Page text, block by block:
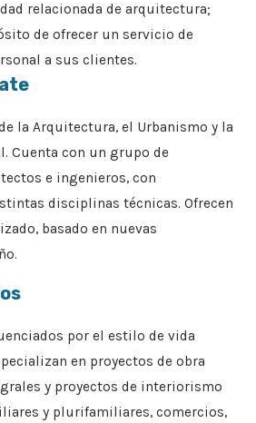
relacionada de arquitectura;
de ofrecer un servicio de
a sus clientes.
la Arquitectura, el Urbanismo y la
Cuenta con un grupo de
e ingenieros, con
disciplinas técnicas. Ofrecen
basado en nuevas
por el estilo de vida
en proyectos de obra
y proyectos de interiorismo
y plurifamiliares, comercios,